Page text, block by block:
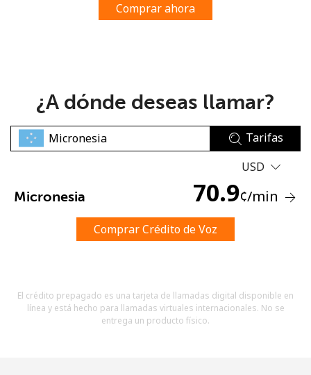
o
No se ha creado una contraseña
Mínimo 8 caracteres
Una letra mayúscula y una minúscula
Comprar ahora
¿A dónde deseas llamar?
Tarifas
USD
Micronesia 70.9¢/min
Comprar Crédito de Voz
El crédito prepagado es una tarjeta de llamadas digital disponible en
línea y está hecho para llamadas virtuales internacionales. No se
entrega un producto físico.